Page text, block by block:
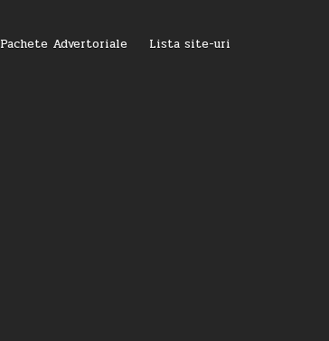
Pachete Advertoriale Lista site-uri